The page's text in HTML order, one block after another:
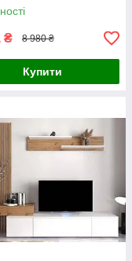
₴ 8 980 ₴
Купити